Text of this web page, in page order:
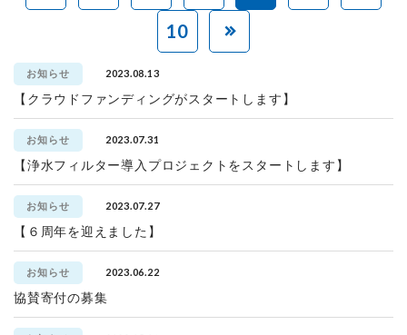
10
お知らせ 2023.08.13
【クラウドファンディングがスタートします】
お知らせ 2023.07.31
【浄水フィルター導入プロジェクトをスタートします】
お知らせ 2023.07.27
【６周年を迎えました】
お知らせ 2023.06.22
協賛寄付の募集